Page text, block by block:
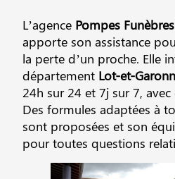
L’agence Pompes
apporte son assistance
la perte d’un proche. Elle
département Lot-et-
24h sur 24 et 7j sur 7,
Des formules adaptées à
sont proposées et son
pour toutes questions